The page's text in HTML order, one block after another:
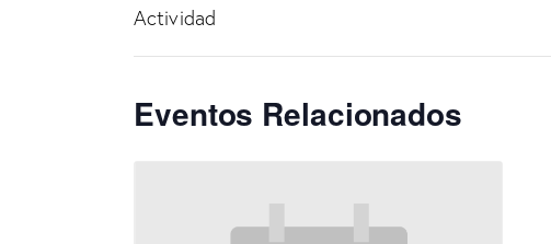
Actividad
Eventos Relacionados